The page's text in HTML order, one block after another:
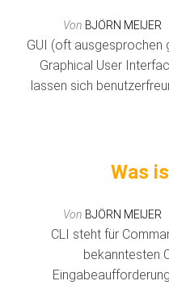
Von BJÖRN MEIJER
GUI (oft ausgesprochen
Graphical User
lassen sich
Was
Von BJÖRN MEIJER
CLI steht für
bekanntesten